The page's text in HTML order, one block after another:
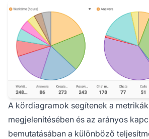
A kördiagramok segítenek a
megjelenítésében és az arányos
bemutatásában a különböző